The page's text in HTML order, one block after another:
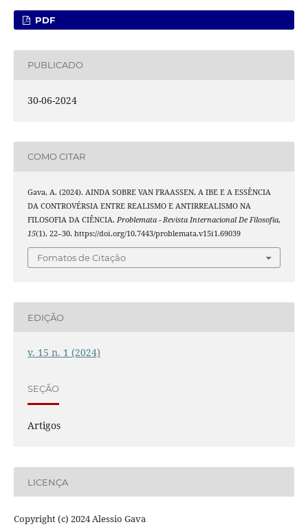
PDF
PUBLICADO
30-06-2024
COMO CITAR
Gava, A. (2024). AINDA SOBRE VAN FRAASSEN, A IBE E A ESSÊNCIA
DA CONTROVÉRSIA ENTRE REALISMO E ANTIRREALISMO NA
FILOSOFIA DA CIÊNCIA. Problemata - Revista Internacional De Filosofia,
15(1), 22–30. https://doi.org/10.7443/problemata.v15i1.69039
Fomatos de Citação
EDIÇÃO
v. 15 n. 1 (2024)
SEÇÃO
Artigos
LICENÇA
Copyright (c) 2024 Alessio Gava